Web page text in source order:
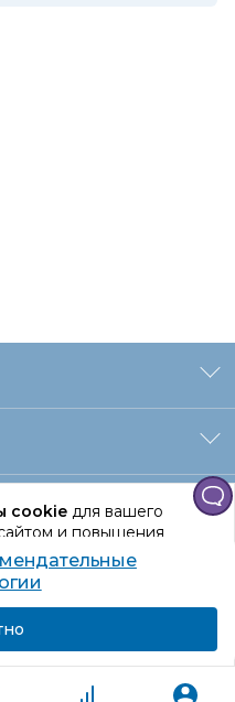
cookieдля вашего
и повышения
сайта, вы даете
данных